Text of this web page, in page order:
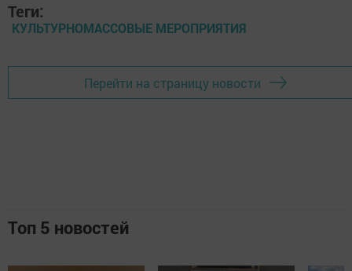
Теги:
КУЛЬТУРНОМАССОВЫЕ МЕРОПРИЯТИЯ
Перейти на страницу новости
Топ 5 новостей